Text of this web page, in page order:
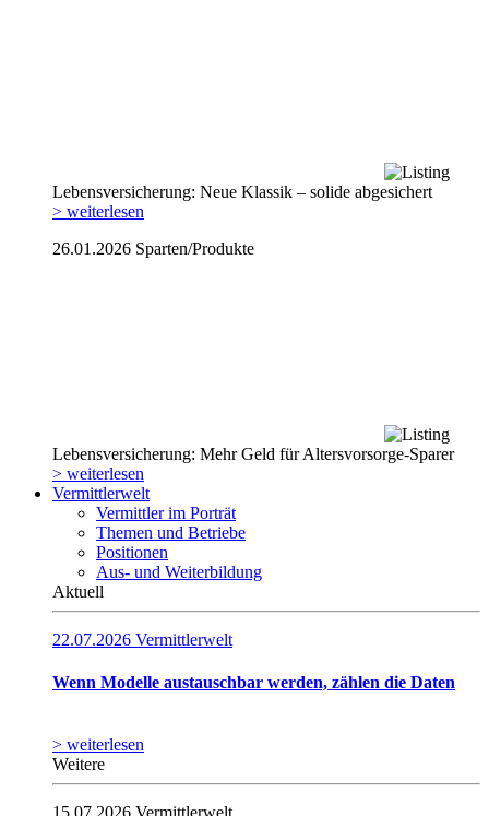
Lebensversicherung: Neue Klassik – solide abgesichert
> weiterlesen
26.01.2026 Sparten/Produkte
Lebensversicherung: Mehr Geld für Altersvorsorge-Sparer
> weiterlesen
Vermittlerwelt
Vermittler im Porträt
Themen und Betriebe
Positionen
Aus- und Weiterbildung
Aktuell
22.07.2026 Vermittlerwelt
Wenn Modelle austauschbar werden, zählen die Daten
> weiterlesen
Weitere